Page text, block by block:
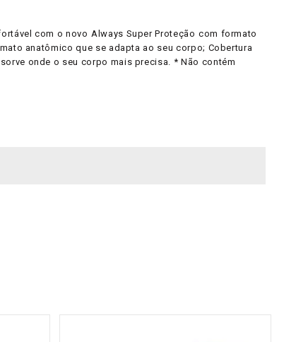
com o novo Always Super Proteção com formato
anatômico que se adapta ao seu corpo; Cobertura
onde o seu corpo mais precisa. * Não contém